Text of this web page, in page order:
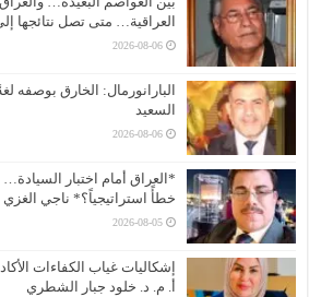
العراقية… متى تصل نتائجها
2026-08-06
البارانورمال: الخارق بوصفه
السعيد
2026-08-06
*العراق أمام اختبار
خطأً استراتيجياً؟* ناجي الغزي
2026-08-05
إشكاليات غياب الكفاءات
أ. م. د. خلود جبار الشطري